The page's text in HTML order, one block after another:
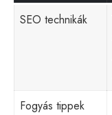
SEO technikák
Fogyás tippek